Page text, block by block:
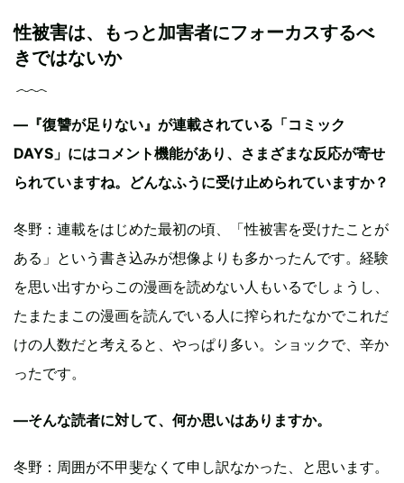
性被害は、もっと加害者にフォーカスするべ
きではないか
―『復讐が足りない』が連載されている「コミック
DAYS」にはコメント機能があり、さまざまな反応が寄せ
られていますね。どんなふうに受け止められていますか？
冬野：連載をはじめた最初の頃、「性被害を受けたことが
ある」という書き込みが想像よりも多かったんです。経験
を思い出すからこの漫画を読めない人もいるでしょうし、
たまたまこの漫画を読んでいる人に搾られたなかでこれだ
けの人数だと考えると、やっぱり多い。ショックで、辛か
ったです。
―そんな読者に対して、何か思いはありますか。
冬野：周囲が不甲斐なくて申し訳なかった、と思います。